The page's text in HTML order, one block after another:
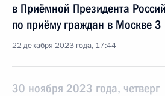
в Приёмной Президента
по приёму граждан в Москве
22 декабря 2023 года, 17:44
30 ноября 2023 года, четверг